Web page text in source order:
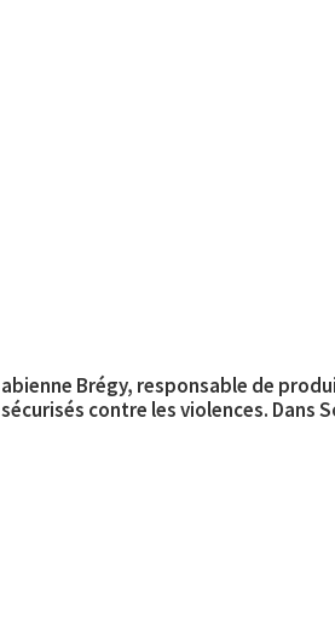
abienne Brégy, responsable de
sécurisés contre les violences. Dans